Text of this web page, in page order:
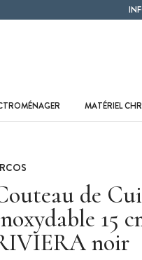
MATÉRIEL CHR
de
15
noir